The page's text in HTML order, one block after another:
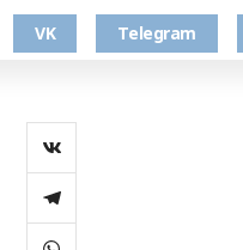
VK Telegram